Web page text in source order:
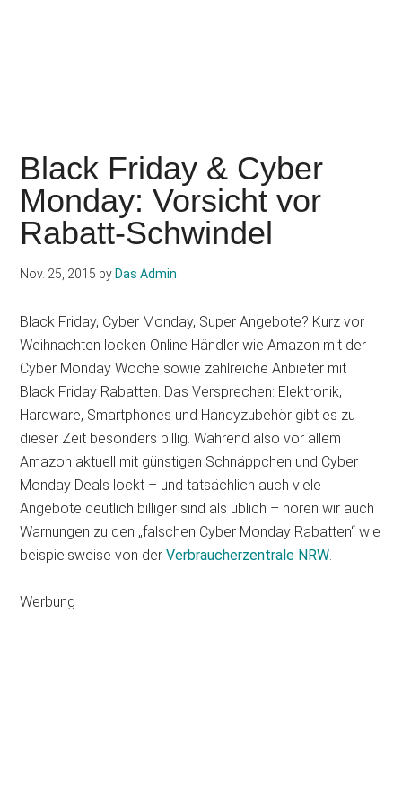
Black Friday & Cyber
Monday: Vorsicht vor
Rabatt-Schwindel
Nov. 25, 2015 by Das Admin
Black Friday, Cyber Monday, Super Angebote? Kurz vor
Weihnachten locken Online Händler wie Amazon mit der
Cyber Monday Woche sowie zahlreiche Anbieter mit
Black Friday Rabatten. Das Versprechen: Elektronik,
Hardware, Smartphones und Handyzubehör gibt es zu
dieser Zeit besonders billig. Während also vor allem
Amazon aktuell mit günstigen Schnäppchen und Cyber
Monday Deals lockt – und tatsächlich auch viele
Angebote deutlich billiger sind als üblich – hören wir auch
Warnungen zu den „falschen Cyber Monday Rabatten“ wie
beispielsweise von derVerbraucherzentrale NRW.
Werbung